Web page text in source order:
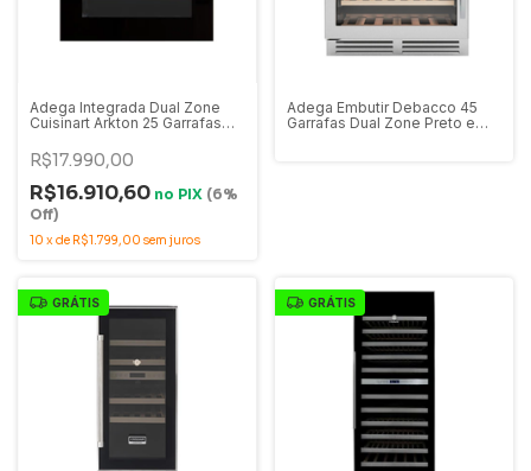
Adega Integrada Dual Zone
Cuisinart Arkton 25 Garrafas
R$17.990,00
R$16.910,60 no PIX (6%
Off)
10 xde R$1.799,00 sem juros
Adega Embutir Debacco 45
Garrafas Dual Zone Preto e
GRÁTIS GRÁTIS